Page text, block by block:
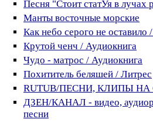
Песня "Стоит статУя в лучах
Манты восточные морские
Как небо серого не оставило
Крутой ченч / Аудиокнига
Чудо - матрос / Аудиокнига
Похититель беляшей / Литрес
RUTUB/ПЕСНИ, КЛИПЫ
ДЗЕН/КАНАЛ - видео,
песни